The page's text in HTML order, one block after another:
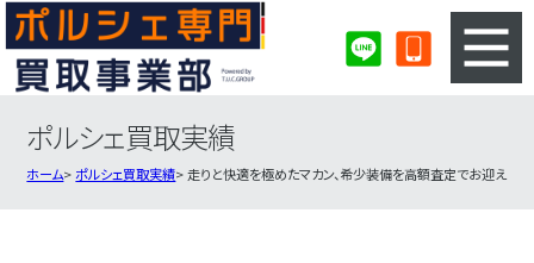
3ステップのカンタン査定
ポルシェ買取実績
ホーム ポルシェ買取実績 走りと快適を極めたマカン、希少装備を高額査定でお迎え